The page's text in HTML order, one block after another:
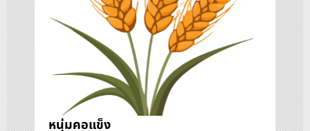
ง
หนุ่มคอแข็ง